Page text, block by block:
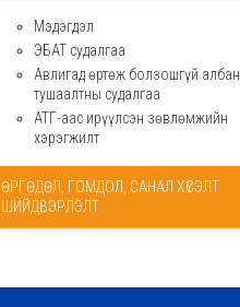
Мэдэгдэл
ЭБАТ судалгаа
Авлигад өртөж болзошгүй албан
тушаалтны судалгаа
АТГ-аас ирүүлсэн зөвлөмжийн
хэрэгжилт
ӨРГӨДӨЛ, ГОМДОЛ, САНАЛ ХҮСЭЛТ
ШИЙДВЭРЛЭЛТ